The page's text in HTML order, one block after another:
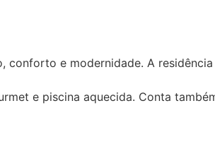
e modernidade. A
e piscina aquecida. Conta